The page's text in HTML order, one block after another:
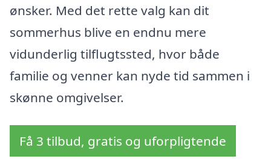
ønsker. Med det rette valg kan dit
sommerhus blive en endnu mere
vidunderlig tilflugtssted, hvor både
familie og venner kan nyde tid sammen i
skønne omgivelser.
Få 3 tilbud, gratis og uforpligtende